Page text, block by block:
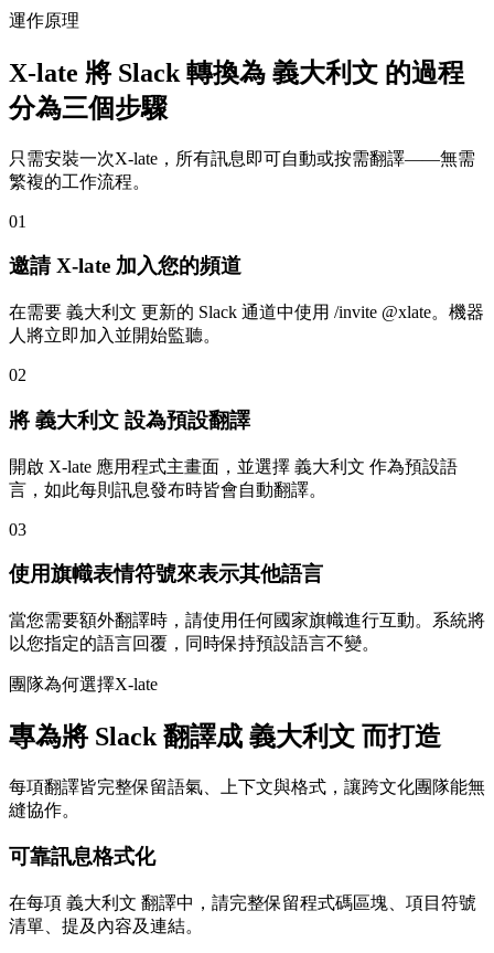
運作原理
X-late 將 Slack 轉換為 義大利文 的過程
分為三個步驟
只需安裝一次X-late，所有訊息即可自動或按需翻譯——無需
繁複的工作流程。
01
邀請 X-late 加入您的頻道
在需要 義大利文 更新的 Slack 通道中使用 /invite @xlate。機器
人將立即加入並開始監聽。
02
將 義大利文 設為預設翻譯
開啟 X-late 應用程式主畫面，並選擇 義大利文 作為預設語
言，如此每則訊息發布時皆會自動翻譯。
03
使用旗幟表情符號來表示其他語言
當您需要額外翻譯時，請使用任何國家旗幟進行互動。系統將
以您指定的語言回覆，同時保持預設語言不變。
團隊為何選擇X-late
專為將 Slack 翻譯成 義大利文 而打造
每項翻譯皆完整保留語氣、上下文與格式，讓跨文化團隊能無
縫協作。
可靠訊息格式化
在每項 義大利文 翻譯中，請完整保留程式碼區塊、項目符號
清單、提及內容及連結。